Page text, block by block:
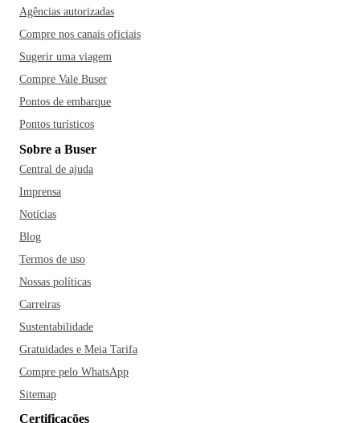
Agências autorizadas
Compre nos canais oficiais
Sugerir uma viagem
Compre Vale Buser
Pontos de embarque
Pontos turísticos
Sobre a Buser
Central de ajuda
Imprensa
Notícias
Blog
Termos de uso
Nossas políticas
Carreiras
Sustentabilidade
Gratuidades e Meia Tarifa
Compre pelo WhatsApp
Sitemap
Certificações